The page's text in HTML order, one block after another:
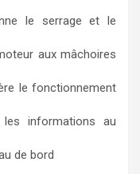
le serrage et le
aux mâchoires
le fonctionnement
informations au
de bord